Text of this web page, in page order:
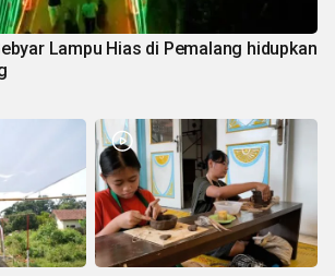
Lampu Hias di Pemalang hidupkan